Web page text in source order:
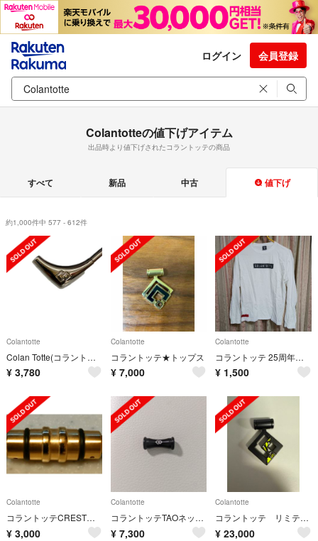
ログイン 会員登録
Colantotteの値下げアイテム
出品時より値下げされたコラントッテの商品
すべて 新品 中古 値下げ
約1,000件中 577 - 612件
Colantotte
Colan Totte(コラントッテ) TAO ネックレス ベガ
¥ 3,780
Colantotte
コラントッテ★トップス
¥ 7,000
Colantotte
コラントッテ 25周年記念長袖Tシャツ / M
¥ 1,500
Colantotte
コラントッテCRESTプラチナゴールド
¥ 3,000
Colantotte
コラントッテTAOネックレスRAFFIマットブラックM43cm
¥ 7,300
Colantotte
コラントッテ リミテッド2024
¥ 23,000